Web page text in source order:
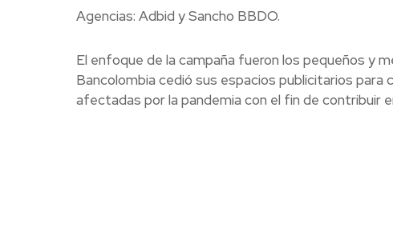
Agencias: Adbid y Sancho BBDO.
El enfoque de la campaña fueron los pequeños y
Bancolombia cedió sus espacios publicitarios para
afectadas por la pandemia con el fin de contribuir